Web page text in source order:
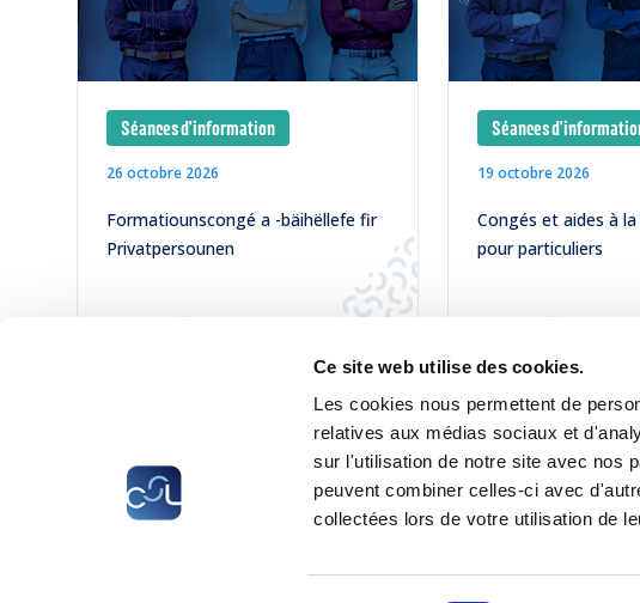
Ce site web utilise des cookies.
Les cookies nous permettent de
relatives aux médias sociaux et
sur l'utilisation de notre site avec nos
peuvent combiner celles-ci avec
collectées lors de votre utilisation de
Séances d'information
26 octobre 2026
Formatiounscongé a -bäihëllefe fir
Privatpersounen
Séances
19 octobre 2026
Congés et aides à
pour particuliers